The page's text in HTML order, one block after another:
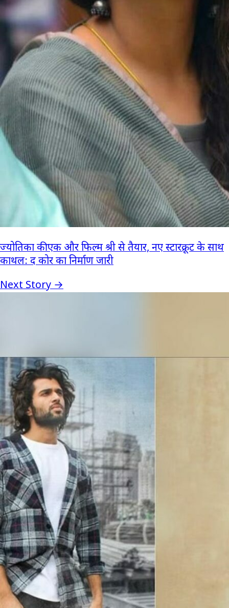
ज्योतिका की एक और फिल्म श्री से तैयार, नए स्टारक्रूट के साथ
काथल: द कोर का निर्माण जारी
Next Story →